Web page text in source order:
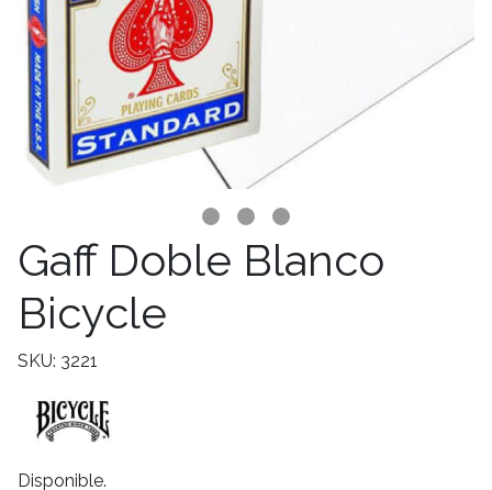
Gaff Doble Blanco
Bicycle
SKU: 3221
Disponible.